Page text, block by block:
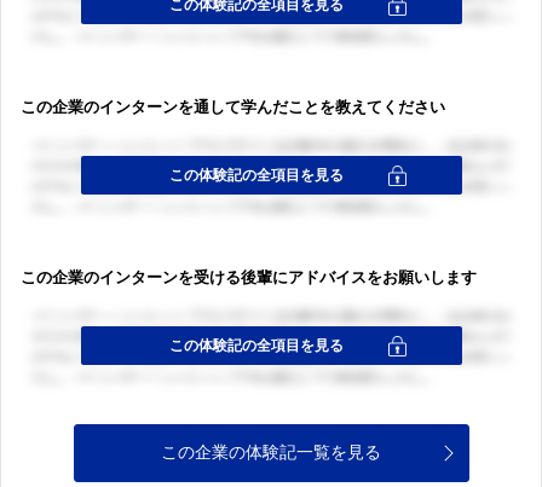
この企業のインターンを通して学んだことを教えてください
この企業のインターンを受ける後輩にアドバイスをお願いします
この企業の体験記一覧を見る
ログイン・会員登録
ログイン・会員登録